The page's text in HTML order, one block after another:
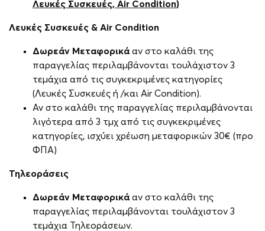
Λευκές Συσκευές, Air Condition)
Λευκές Συσκευές & Air Condition
Δωρεάν Μεταφορικά αν στο καλάθι της
παραγγελίας περιλαμβάνονται τουλάχιστον 3
τεμάχια από τις συγκεκριμένες κατηγορίες
(Λευκές Συσκευές ή /και Air Condition).
Αν στο καλάθι της παραγγελίας περιλαμβάνονται
λιγότερα από 3 τμχ από τις συγκεκριμένες
κατηγορίες, ισχύει χρέωση μεταφορικών 30€ (προ
ΦΠΑ)
Τηλεοράσεις
Δωρεάν Μεταφορικά αν στο καλάθι της
παραγγελίας περιλαμβάνονται τουλάχιστον 3
τεμάχια Τηλεοράσεων.